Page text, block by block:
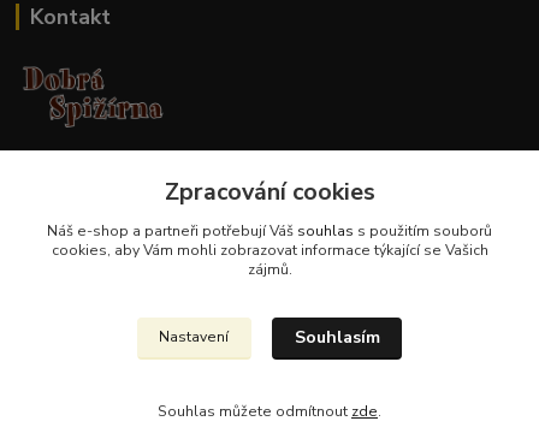
Kontakt
+420 737 551 994
obchod@dobraspizirna.cz
Zpracování cookies
Náš e-shop a partneři potřebují Váš souhlas s použitím souborů
cookies, aby Vám mohli zobrazovat informace týkající se Vašich
zájmů.
Nastavení Souhlasím
Souhlas můžete odmítnout zde.